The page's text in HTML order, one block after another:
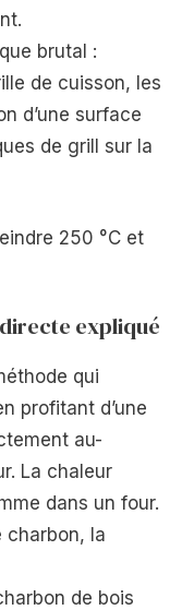
brutal :
de cuisson, les
d’une surface
de grill sur la
250 °C et
expliqué
qui
profitant d’une
au-
La chaleur
dans un four.
charbon, la
de bois